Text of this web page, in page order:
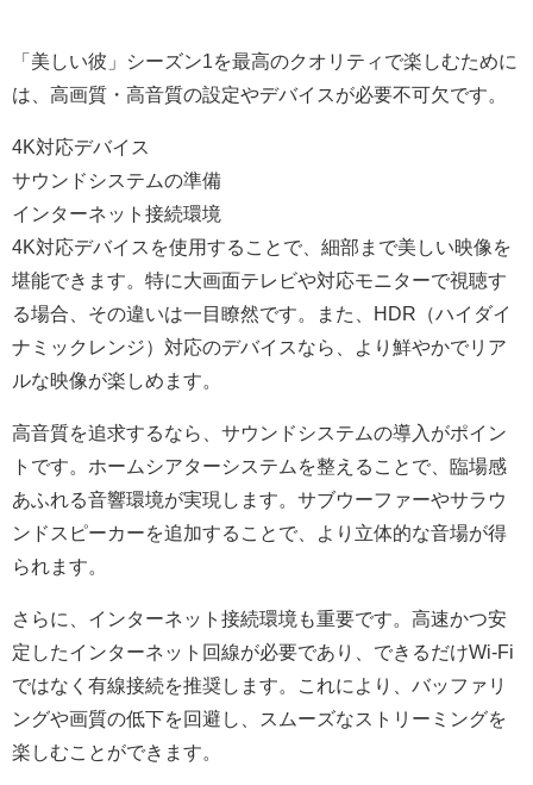
「美しい彼」シーズン1を最高のクオリティで楽しむために
は、高画質・高音質の設定やデバイスが必要不可欠です。
4K対応デバイス
サウンドシステムの準備
インターネット接続環境
4K対応デバイスを使用することで、細部まで美しい映像を
堪能できます。特に大画面テレビや対応モニターで視聴す
る場合、その違いは一目瞭然です。また、HDR（ハイダイ
ナミックレンジ）対応のデバイスなら、より鮮やかでリア
ルな映像が楽しめます。
高音質を追求するなら、サウンドシステムの導入がポイン
トです。ホームシアターシステムを整えることで、臨場感
あふれる音響環境が実現します。サブウーファーやサラウ
ンドスピーカーを追加することで、より立体的な音場が得
られます。
さらに、インターネット接続環境も重要です。高速かつ安
定したインターネット回線が必要であり、できるだけWi-Fi
ではなく有線接続を推奨します。これにより、バッファリ
ングや画質の低下を回避し、スムーズなストリーミングを
楽しむことができます。